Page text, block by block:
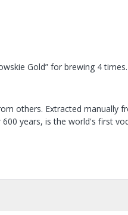
Gold” for brewing 4 times.
others. Extracted manually
years, is the world's first